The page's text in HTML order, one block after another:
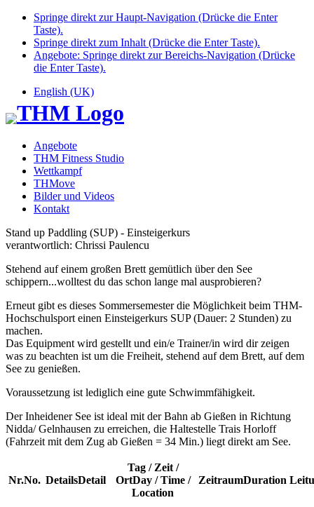
Springe direkt zur Haupt-Navigation (Drücke die Enter
Taste).
Springe direkt zum Inhalt (Drücke die Enter Taste).
Angebote: Springe direkt zur Bereichs-Navigation (Drücke
die Enter Taste).
English (UK)
Angebote
THM Fitness Studio
Wettkampf
THMove
Bilder und Videos
Kontakt
Stand up Paddling (SUP) - Einsteigerkurs
verantwortlich: Chrissi Paulencu
Stehend auf einem großen Brett gemütlich über den See
schippern...wolltest du das schon lange mal ausprobieren?
Erneut gibt es dieses Sommersemester die Möglichkeit beim THM-
Hochschulsport einen Einsteigerkurs SUP (Dauer: 2 Stunden) zu
machen.
Das Equipment wird gestellt und ein/e Trainer/in wird dir zeigen
was zu beachten ist um die Freiheit, stehend auf dem Brett, auf dem
See zu genießen.
Voraussetzung ist lediglich eine gute Schwimmfähigkeit.
Der Inheidener See ist ideal mit der Bahn ab Gießen in Richtung
Nidda/ Gelnhausen zu erreichen, die Haltestelle Trais Horloff
(Fahrzeit mit dem Zug ab Gießen = 34 Min.) liegt direkt am See.
Nr.No. DetailsDetail
Tag / Zeit /
OrtDay / Time /
Location
ZeitraumDuration